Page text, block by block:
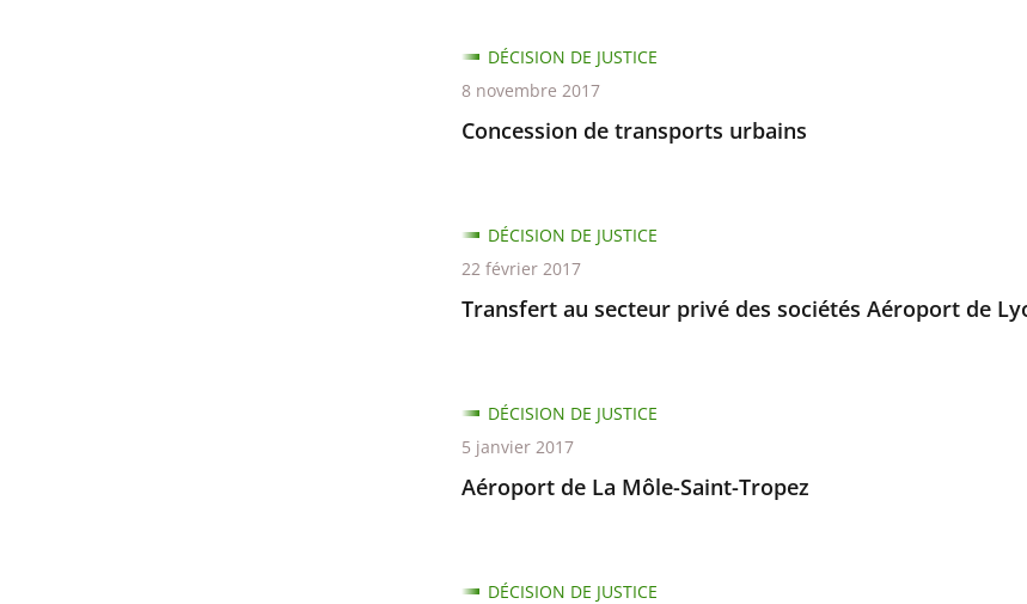
Concession de transports urbains
DÉCISION DE JUSTICE
8 novembre 2017
Transfert au secteur privé des sociétés Aéroport de
DÉCISION DE JUSTICE
22 février 2017
Aéroport de La Môle-Saint-Tropez
DÉCISION DE JUSTICE
5 janvier 2017
DÉCISION DE JUSTICE